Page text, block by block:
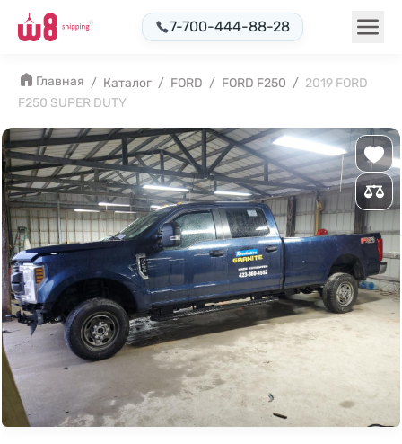
7-700-444-88-28
Главная / Каталог / FORD / FORD F250 / 2019 FORD
F250 SUPER DUTY